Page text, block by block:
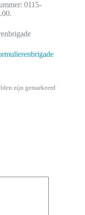
0115-
zijn gemarkeerd